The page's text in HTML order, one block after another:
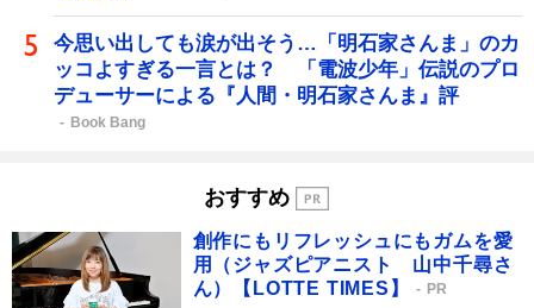
今思い出しても涙が出そう…「明石家さんま」のカ
ッコよすぎる一言とは？ 「電波少年」伝説のプロ
デューサーによる『人間・明石家さんま』評
Book Bang
おすすめ
創作にもリフレッシュにもガムを愛
用（ジャズピアニスト 山中千尋さ
ん）【LOTTE TIMES】
PR